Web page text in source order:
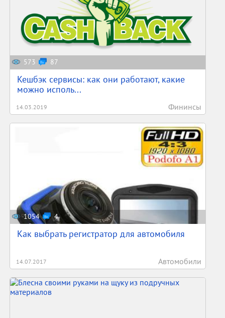
573 87
Кешбэк сервисы: как они работают, какие
можно исполь...
14.03.2019 Фининсы
1054 4
Как выбрать регистратор для автомобиля
14.07.2017 Автомобили